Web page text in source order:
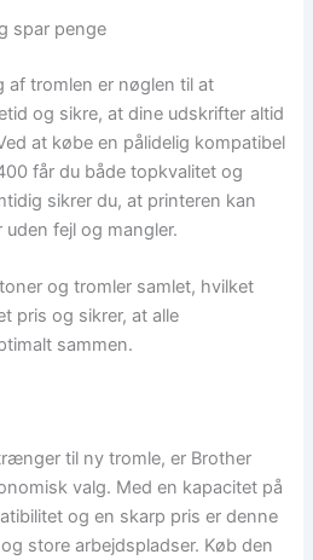
spar penge
tromlen er nøglen til at
og sikre, at dine udskrifter altid
at købe en pålidelig kompatibel
får du både topkvalitet og
sikrer du, at printeren kan
uden fejl og mangler.
og tromler samlet, hvilket
pris og sikrer, at alle
sammen.
til ny tromle, er Brother
valg. Med en kapacitet på
og en skarp pris er denne
store arbejdspladser. Køb den